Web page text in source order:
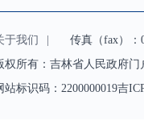
于我们
传真（fax）：
权所有：吉林省人民政府
站标识码：2200000019吉